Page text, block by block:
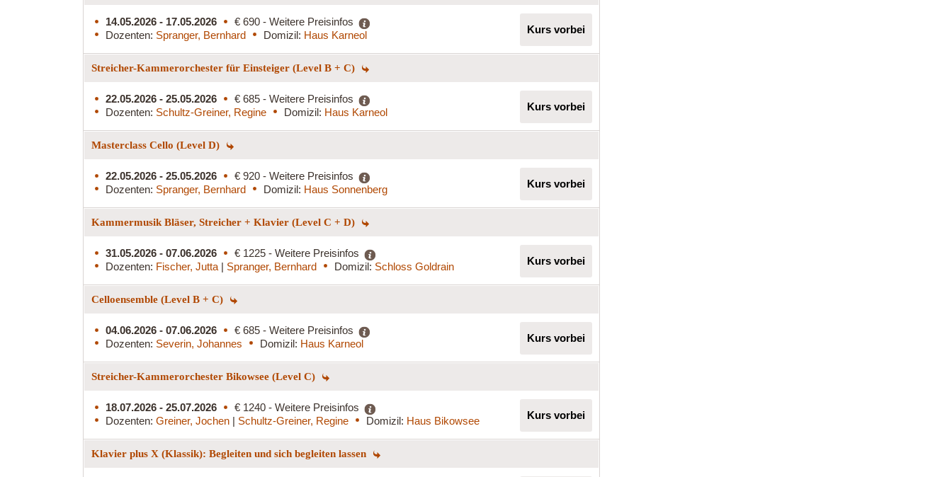
14.05.2026 - 17.05.2026
€ 690 - Weitere Preisinfos
Dozenten: Spranger, Bernhard Domizil: Haus Karneol Kurs vorbei
Streicher-Kammerorchester für Einsteiger (Level B + C)
22.05.2026 - 25.05.2026
€ 685 - Weitere Preisinfos
Dozenten: Schultz-Greiner, Regine Domizil: Haus Karneol Kurs vorbei
Masterclass Cello (Level D)
22.05.2026 - 25.05.2026
€ 920 - Weitere Preisinfos
Dozenten: Spranger, Bernhard Domizil: Haus Sonnenberg Kurs vorbei
Kammermusik Bläser, Streicher + Klavier (Level C + D)
31.05.2026 - 07.06.2026
€ 1225 - Weitere Preisinfos
Dozenten: Fischer, Jutta | Spranger, Bernhard Domizil: Schloss Goldrain Kurs vorbei
Celloensemble (Level B + C)
04.06.2026 - 07.06.2026
€ 685 - Weitere Preisinfos
Dozenten: Severin, Johannes Domizil: Haus Karneol Kurs vorbei
Streicher-Kammerorchester Bikowsee (Level C)
18.07.2026 - 25.07.2026
€ 1240 - Weitere Preisinfos
Dozenten: Greiner, Jochen | Schultz-Greiner, Regine Domizil: Haus Bikowsee Kurs vorbei
Klavier plus X (Klassik): Begleiten und sich begleiten lassen